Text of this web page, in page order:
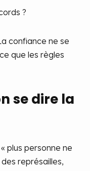
?
confiance ne se
que les règles
se dire la
plus personne ne
représailles,